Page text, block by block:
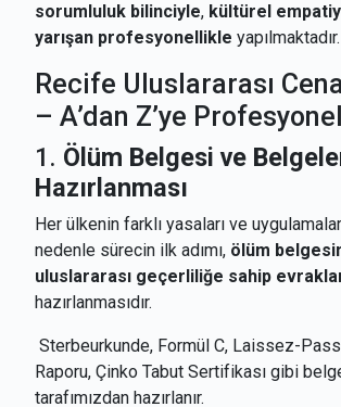
sorumluluk bilinciyle, kültürel
yarışan profesyonellikle yapılmaktadır.
Recife Uluslararası
– A’dan Z’ye
1. Ölüm Belgesi ve
Hazırlanması
Her ülkenin farklı yasaları ve
nedenle sürecin ilk adımı, ölüm
uluslararası geçerliliğe sahip
hazırlanmasıdır.
Sterbeurkunde, Formül C, Laissez-
Raporu, Çinko Tabut Sertifikası gibi
tarafımızdan hazırlanır.